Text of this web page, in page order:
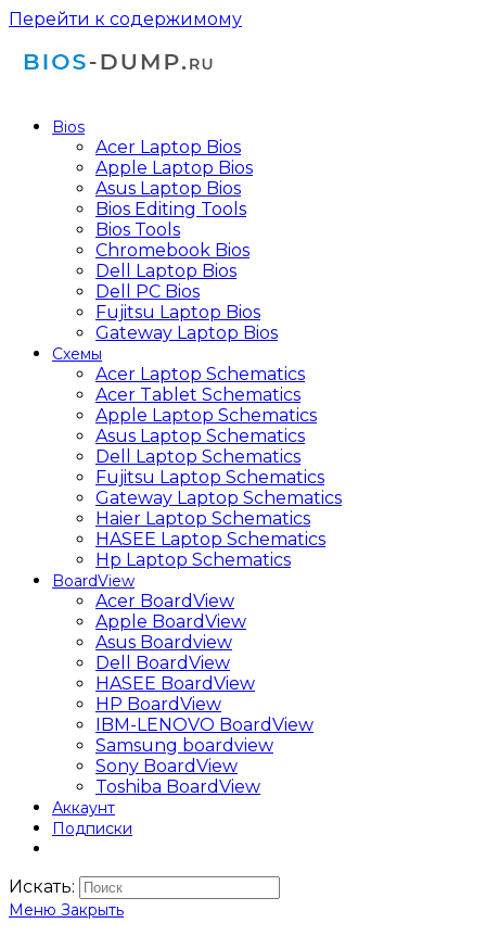
Перейти к содержимому
Bios
Acer Laptop Bios
Apple Laptop Bios
Asus Laptop Bios
Bios Editing Tools
Bios Tools
Chromebook Bios
Dell Laptop Bios
Dell PC Bios
Fujitsu Laptop Bios
Gateway Laptop Bios
Схемы
Acer Laptop Schematics
Acer Tablet Schematics
Apple Laptop Schematics
Asus Laptop Schematics
Dell Laptop Schematics
Fujitsu Laptop Schematics
Gateway Laptop Schematics
Haier Laptop Schematics
HASEE Laptop Schematics
Hp Laptop Schematics
BoardView
Acer BoardView
Apple BoardView
Asus Boardview
Dell BoardView
HASEE BoardView
HP BoardView
IBM-LENOVO BoardView
Samsung boardview
Sony BoardView
Toshiba BoardView
Аккаунт
Подписки
Искать:
Меню Закрыть